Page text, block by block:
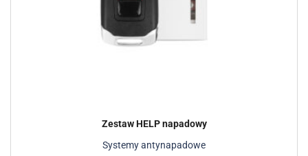
Systemy antynapadowe
Zestaw HELP napadowy